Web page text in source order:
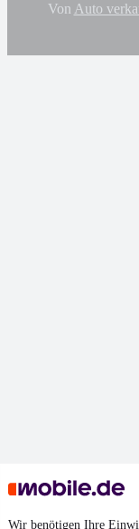
Wir benötigen Ihre
Von Auto